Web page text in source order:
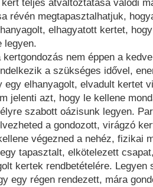
teljes átváltoztatása valódi
révén megtapasztalhatjuk,
elhagyatott kertet,
legyen.
kertgondozás nem éppen a
a szükséges idővel,
egy elhanyagolt, elvadult kertet
jelenti azt, hogy le kellene
szabott oázisunk legyen.
a gondozott, virágzó
végezned a nehéz, fizikai
tapasztalt, elkötelezett
kertek rendbetételére. Legyen
egy régen rendezett, mára